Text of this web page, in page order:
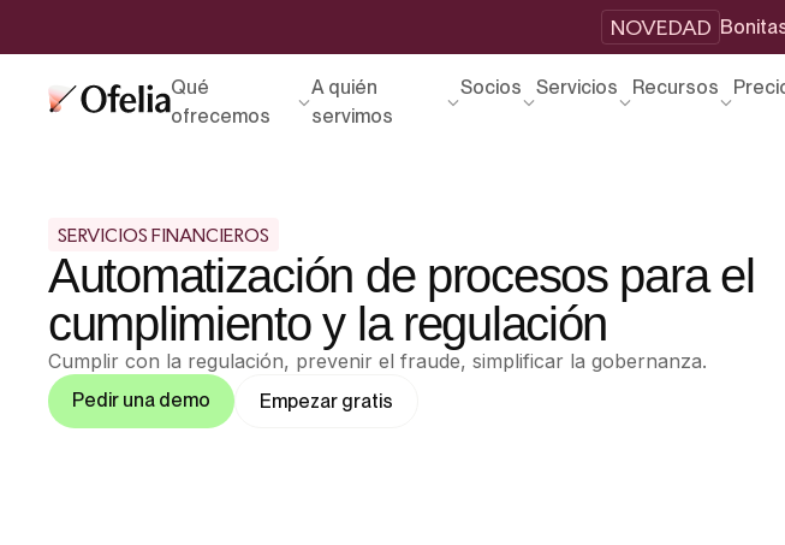
NOVEDAD
Qué
ofrecemos
A quién
servimos
Socios Servicios Recursos
SERVICIOS FINANCIEROS
Automatización de procesos para el
cumplimiento y la regulación
Cumplir con la regulación, prevenir el fraude, simplificar la gobernanza.
Pedir una demo Empezar gratis